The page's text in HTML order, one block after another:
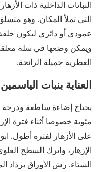
النباتات الداخلية ذات
التي تملأ المكان. وهو
ويمكن وضعها في سلة معلقة
العطرية جميلة الرائحة.
العناية بنبات
مئوية خصوصا أثناء فترة
على الأزهار لفترة أطول.
الإزهار، واترك السطح
الشتاء. رش الأوراق برذاذ